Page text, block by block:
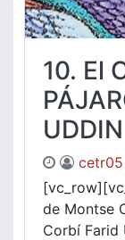
10. El
cetr05
de Montse
Corbí Farid